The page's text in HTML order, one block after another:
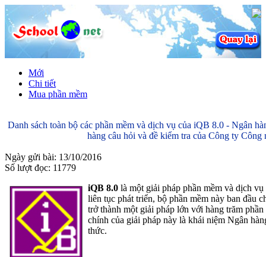
Mới
Chi tiết
Mua phần mềm
Danh sách toàn bộ các phần mềm và dịch vụ của iQB 8.0 - Ngân
hàng câu hỏi và đề kiểm tra của Công ty
Ngày gửi bài: 13/10/2016
Số lượt đọc: 11779
iQB 8.0 là một giải pháp phần mềm và dịch
liên tục phát triển, bộ phần mềm này ban đầu
trở thành một giải pháp lớn với hàng trăm
chính của giải pháp này là khái niệm Ngân
thức.